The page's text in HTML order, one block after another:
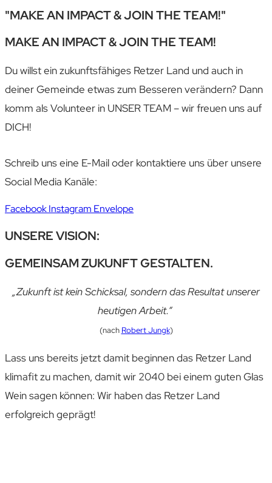
"MAKE AN IMPACT & JOIN THE TEAM!"
MAKE AN IMPACT & JOIN THE TEAM!
Du willst ein zukunftsfähiges Retzer Land und auch in
deiner Gemeinde etwas zum Besseren verändern? Dann
komm als Volunteer in UNSER TEAM – wir freuen uns auf
DICH!
Schreib uns eine E-Mail oder kontaktiere uns über unsere
Social Media Kanäle:
FacebookInstagram Envelope
UNSERE VISION:
GEMEINSAM ZUKUNFT GESTALTEN.
„Zukunft ist kein Schicksal, sondern das Resultat unserer
heutigen Arbeit.“
(nach Robert Jungk)
Lass uns bereits jetzt damit beginnen das Retzer Land
klimafit zu machen, damit wir 2040 bei einem guten Glas
Wein sagen können: Wir haben das Retzer Land
erfolgreich geprägt!